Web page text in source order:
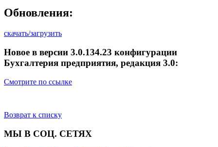
Обновления:
скачать/загрузить
Новое в версии 3.0.134.23 конфигурации
Бухгалтерия предприятия, редакция 3.0:
Смотрите по ссылке
Возврат к списку
МЫ В СОЦ. СЕТЯХ